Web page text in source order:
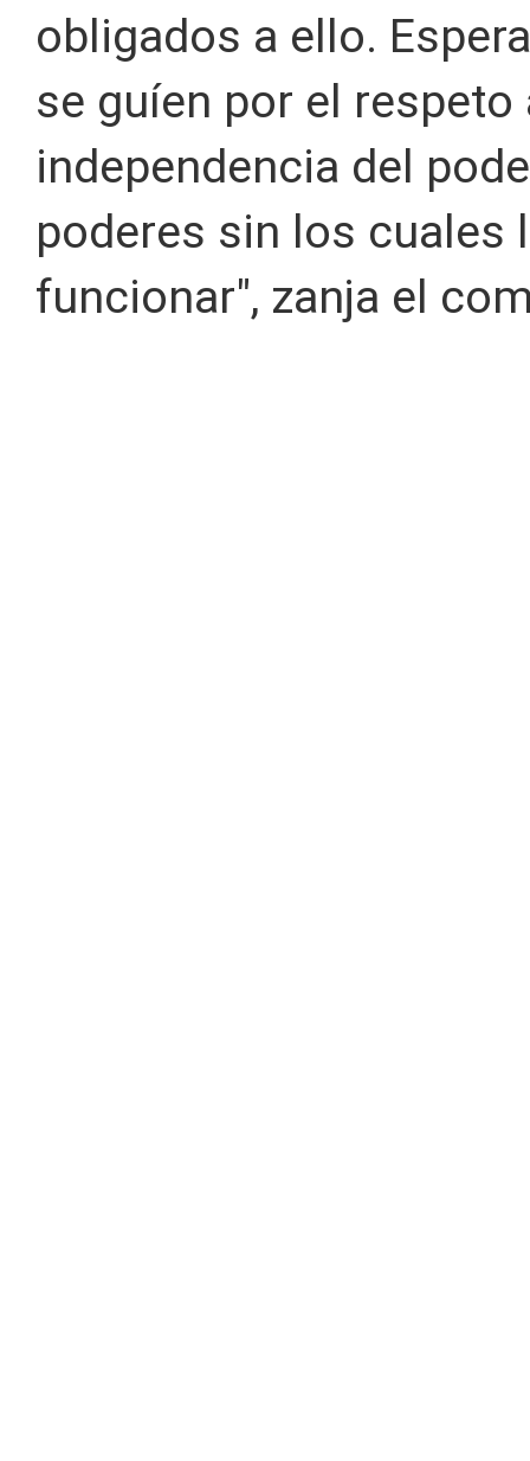
obligados a ello.
se guíen por el
independencia del
poderes sin los cuales
funcionar", zanja el